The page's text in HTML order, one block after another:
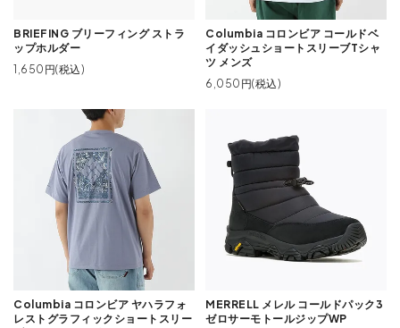
BRIEFING ブリーフィング ストラ
ップホルダー
1,650円(税込)
Columbia コロンビア コールドベ
イダッシュショートスリーブTシャ
ツ メンズ
6,050円(税込)
Columbia コロンビア ヤハラフォ
レストグラフィックショートスリー
MERRELL メレル コールドパック3
ゼロサーモトールジップWP